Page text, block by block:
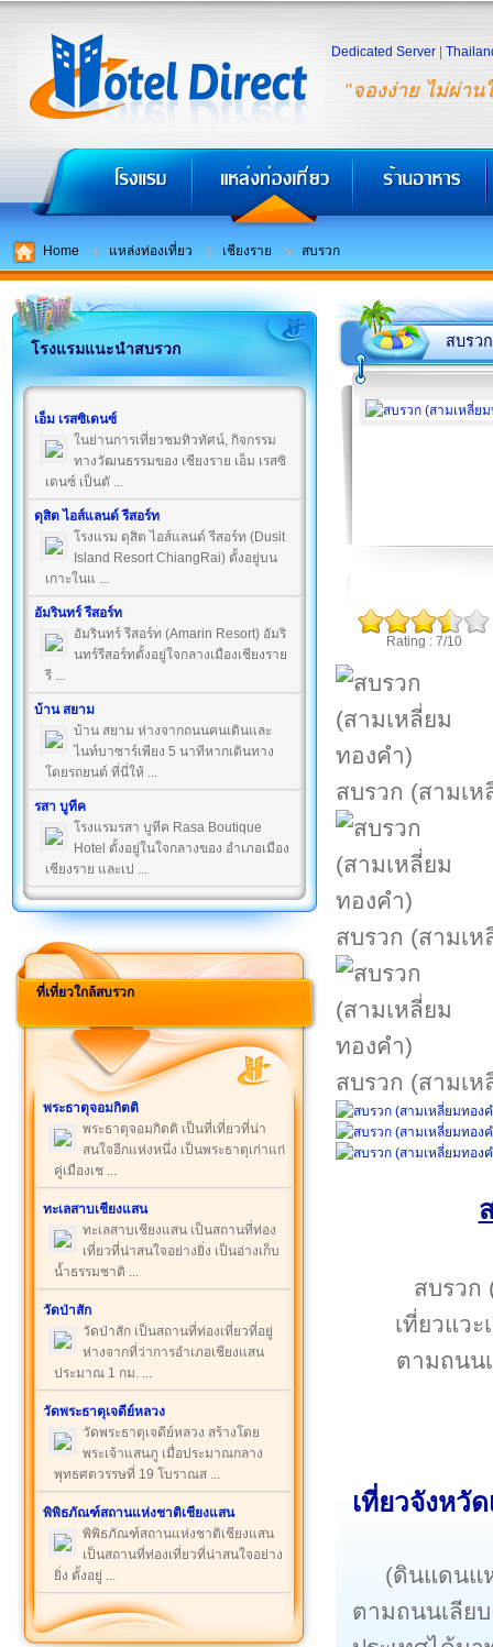
"จองง่าย ไม่ผ่าน
Dedicated Server
Home แหล่งท่องเที่ยว เชียงราย สบรวก
โรงแรมแนะนำสบรวก
เอ็ม เรสซิเดนซ์
ในย่านการเที่ยวชมทิวทัศน์, กิจกรรม
ทางวัฒนธรรมของ เชียงราย เอ็ม เรสซิ
เดนซ์ เป็นตั ...
ดุสิต ไอส์แลนด์ รีสอร์ท
โรงแรม ดุสิต ไอส์แลนด์ รีสอร์ท (Dusit
Island Resort ChiangRai) ตั้งอยู่บน
เกาะในแ ...
อัมรินทร์ รีสอร์ท
อัมรินทร์ รีสอร์ท (Amarin Resort) อัมริ
นทร์รีสอร์ทตั้งอยู่ใจกลางเมืองเชียงราย
รี ...
บ้าน สยาม
บ้าน สยาม ห่างจากถนนคนเดินและ
ไนท์บาซาร์เพียง 5 นาทีหากเดินทาง
โดยรถยนต์ ที่นี่ให้ ...
รสา บูทีค
โรงแรมรสา บูทีค Rasa Boutique
Hotel ตั้งอยู่ในใจกลางของ อำเภอเมือง
เชียงราย และเป ...
ที่เที่ยวใกล้สบรวก
พระธาตุจอมกิตติ
พระธาตุจอมกิตติ เป็นที่เที่ยวที่น่า
สนใจอีกแห่งหนึ่ง เป็นพระธาตุเก่าแก่
คู่เมืองเช ...
ทะเลสาบเชียงแสน
ทะเลสาบเชียงแสน เป็นสถานที่ท่อง
เที่ยวที่น่าสนใจอย่างยิ่ง เป็นอ่างเก็บ
น้ำธรรมชาติ ...
วัดป่าสัก
วัดป่าสัก เป็นสถานที่ท่องเที่ยวที่อยู่
ห่างจากที่ว่าการอำเภอเชียงแสน
ประมาณ 1 กม. ...
วัดพระธาตุเจดีย์หลวง
วัดพระธาตุเจดีย์หลวง สร้างโดย
พระเจ้าแสนภู เมื่อประมาณกลาง
พุทธศตวรรษที่ 19 โบราณส ...
พิพิธภัณฑ์สถานแห่งชาติเชียงแสน
พิพิธภัณฑ์สถานแห่งชาติเชียงแสน
เป็นสถานที่ท่องเที่ยวที่น่าสนใจอย่าง
ยิ่ง ตั้งอยู่ ...
สบรว
Rating : 7/10
สบรวก (สามเ
สบรวก (สามเ
สบรวก (สามเ
สบรวก
เที่ยวแว
ตามถนน
เที่ยวจังหวัด
(ดินแดนแ
ตามถนนเลีย